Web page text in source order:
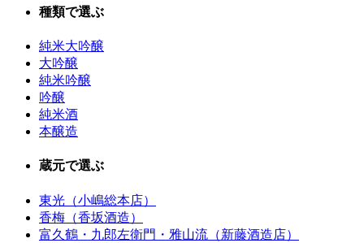
種類で選ぶ
純米大吟醸
大吟醸
純米吟醸
吟醸
純米酒
本醸造
蔵元で選ぶ
東光（小嶋総本店）
香梅（香坂酒造）
富久鶴・九郎左衛門・雅山流（新藤酒造店）